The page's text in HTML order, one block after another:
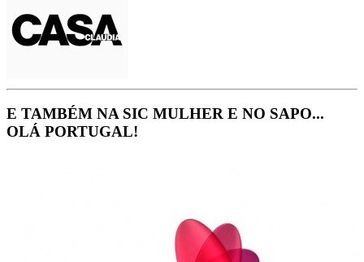
E TAMBÉM NA SIC MULHER E NO SAPO...
OLÁ PORTUGAL!